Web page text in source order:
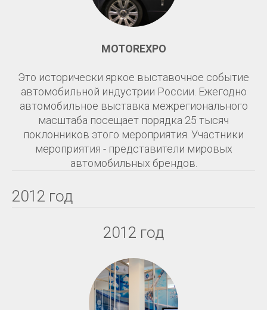
MOTOREXPO
Это исторически яркое выставочное событие
автомобильной индустрии России. Ежегодно
автомобильное выставка межрегионального
масштаба посещает порядка 25 тысяч
поклонников этого мероприятия. Участники
мероприятия - представители мировых
автомобильных брендов.
2012 год
2012 год